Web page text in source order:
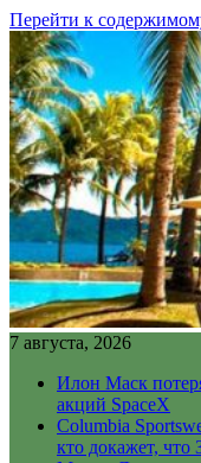
Перейти к
7 августа, 2026
Илон Маск
акций SpaceX
Columbia
кто докажет, что